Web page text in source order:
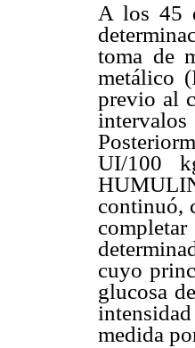
A los 45
toma de
metálico
previo al
UI/100
continuó,
cuyo
glucosa
medida